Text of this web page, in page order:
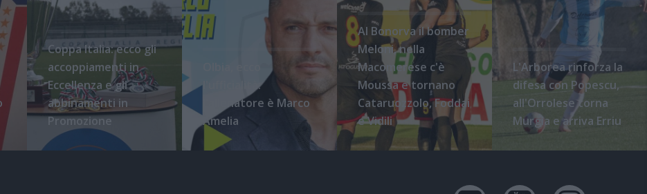
Coppa Italia: ecco gli
accoppiamenti in
Eccellenza e gli
abbinamenti in
Promozione
l'ufficialità:
l'allenatore è Marco
Amelia
Al Bonorva il bomber
Meloni, nella
Macomerese c'è
Moussa e tornano
Cataruozzolo, Foddai
e Vidili
L'Arborea rinforza la
difesa con Popescu,
all'Orrolese torna
Murgia e arriva Erriu